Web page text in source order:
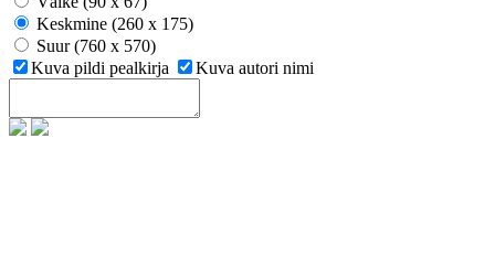
Keskmine (260 x 175)
Suur (760 x 570)
Kuva pildi pealkirja
Kuva autori nimi